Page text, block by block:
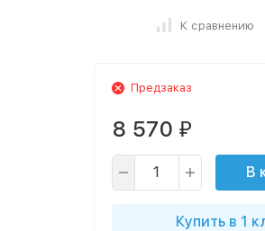
К сравнению
Предзаказ
8 570 ₽
В
Купить в 1